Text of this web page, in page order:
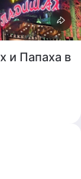
и Папаха в